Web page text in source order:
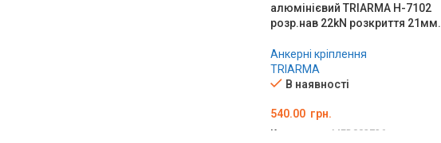
алюмінієвий TRIARMA H-7102
розр.нав 22kN розкриття 21мм.
Анкерні кріплення
TRIARMA
В наявності
540.00 грн.
Код товару: MED002726